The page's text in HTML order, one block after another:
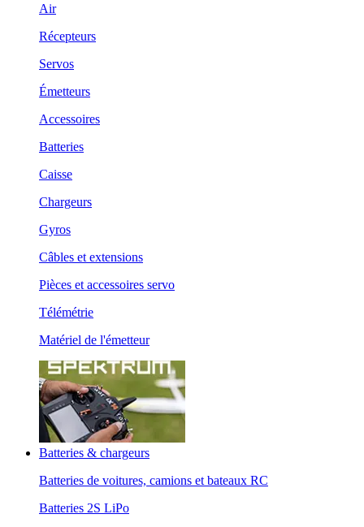
Air
Récepteurs
Servos
Émetteurs
Accessoires
Batteries
Caisse
Chargeurs
Gyros
Câbles et extensions
Pièces et accessoires servo
Télémétrie
Matériel de l'émetteur
Batteries & chargeurs
Batteries de voitures, camions et bateaux RC
Batteries 2S LiPo